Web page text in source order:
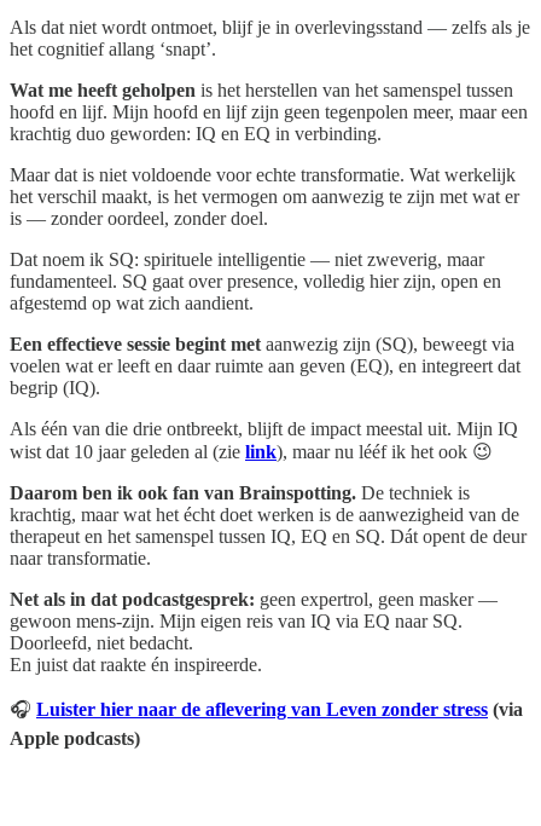
Als dat niet wordt ontmoet, blijf je in overlevingsstand — zelfs als je
het cognitief allang ‘snapt’.
Wat me heeft geholpen is het herstellen van het samenspel tussen
hoofd en lijf. Mijn hoofd en lijf zijn geen tegenpolen meer, maar een
krachtig duo geworden: IQ en EQ in verbinding.
Maar dat is niet voldoende voor echte transformatie. Wat werkelijk
het verschil maakt, is het vermogen om aanwezig te zijn met wat er
is — zonder oordeel, zonder doel.
Dat noem ik SQ: spirituele intelligentie — niet zweverig, maar
fundamenteel. SQ gaat over presence, volledig hier zijn, open en
afgestemd op wat zich aandient.
Een effectieve sessie begint met aanwezig zijn (SQ), beweegt via
voelen wat er leeft en daar ruimte aan geven (EQ), en integreert dat
begrip (IQ).
Als één van die drie ontbreekt, blijft de impact meestal uit. Mijn IQ
wist dat 10 jaar geleden al (zie link), maar nu lééf ik het ook 😉
Daarom ben ik ook fan van Brainspotting. De techniek is
krachtig, maar wat het écht doet werken is de aanwezigheid van de
therapeut en het samenspel tussen IQ, EQ en SQ. Dát opent de deur
naar transformatie.
Net als in dat podcastgesprek: geen expertrol, geen masker —
gewoon mens-zijn. Mijn eigen reis van IQ via EQ naar SQ.
Doorleefd, niet bedacht.
En juist dat raakte én inspireerde.
🎧 Luister hier naar de aflevering van Leven zonder stress (via
Apple podcasts)